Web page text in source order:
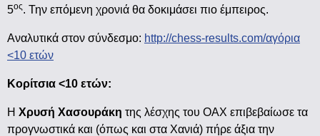
5ος. Την επόμενη χρονιά θα δοκιμάσει πιο έμπειρος.
Αναλυτικά στον σύνδεσμο: http://chess-results.com/αγόρια
<10 ετών
Κορίτσια <10 ετών:
Η Χρυσή Χασουράκη της λέσχης του ΟΑΧ επιβεβαίωσε τα
προγνωστικά και (όπως και στα Χανιά) πήρε άξια την